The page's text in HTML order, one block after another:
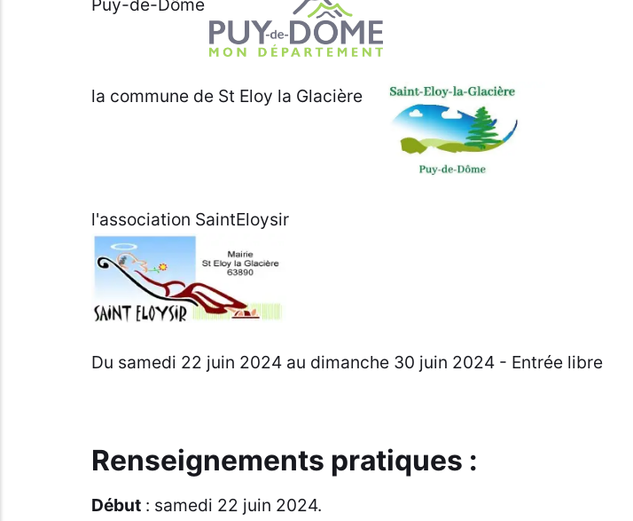
Puy-de-Dôme
la commune de St Eloy la Glacière
l'association SaintEloysir
Du samedi 22 juin 2024 au dimanche 30 juin 2024 - Entrée libre
Renseignements pratiques :
Début: samedi 22 juin 2024.